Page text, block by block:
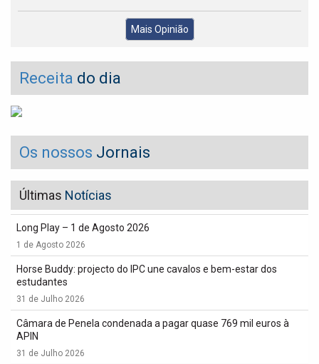
Mais Opinião
Receita do dia
Os nossos Jornais
Últimas Notícias
Long Play – 1 de Agosto 2026
1 de Agosto 2026
Horse Buddy: projecto do IPC une cavalos e bem-estar dos
estudantes
31 de Julho 2026
Câmara de Penela condenada a pagar quase 769 mil euros à
APIN
31 de Julho 2026